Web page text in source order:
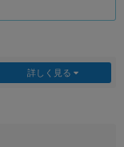
詳しく見る